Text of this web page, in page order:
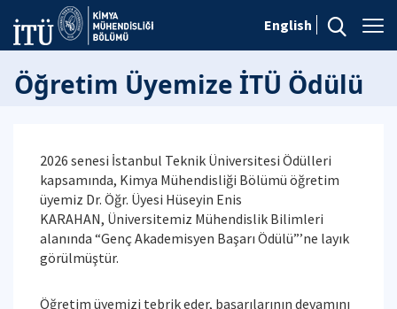
English
Öğretim Üyemize İTÜ Ödülü
2026 senesi İstanbul Teknik Üniversitesi Ödülleri
kapsamında, Kimya Mühendisliği Bölümü öğretim
üyemiz Dr. Öğr. Üyesi Hüseyin Enis
KARAHAN, Üniversitemiz Mühendislik Bilimleri
alanında “Genç Akademisyen Başarı Ödülü”’ne layık
görülmüştür.
Öğretim üyemizi tebrik eder, başarılarının devamını